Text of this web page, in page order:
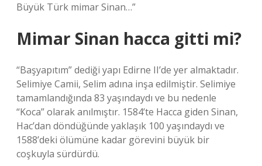
Büyük Türk mimar Sinan…”
Mimar Sinan hacca gitti mi?
“Başyapıtım” dediği yapı Edirne II’de yer almaktadır.
Selimiye Camii, Selim adına inşa edilmiştir. Selimiye
tamamlandığında 83 yaşındaydı ve bu nedenle
“Koca” olarak anılmıştır. 1584’te Hacca giden Sinan,
Hac’dan döndüğünde yaklaşık 100 yaşındaydı ve
1588’deki ölümüne kadar görevini büyük bir
coşkuyla sürdürdü.